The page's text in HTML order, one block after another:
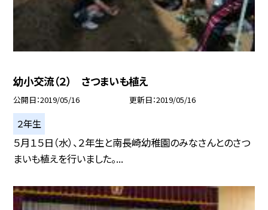
幼小交流（２） さつまいも植え
公開日 2019/05/16 更新日 2019/05/16
２年生
５月１５日（水）、２年生と南長崎幼稚園のみなさんとのさつ
まいも植えを行いました。...